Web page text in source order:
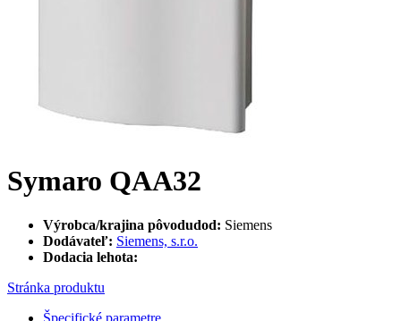
Symaro QAA32
Výrobca/krajina pôvodudod: Siemens
Dodávateľ: Siemens, s.r.o.
Dodacia lehota:
Stránka produktu
Špecifické parametre